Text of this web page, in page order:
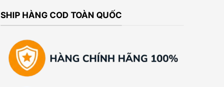
SHIP HÀNG COD TOÀN QUỐC